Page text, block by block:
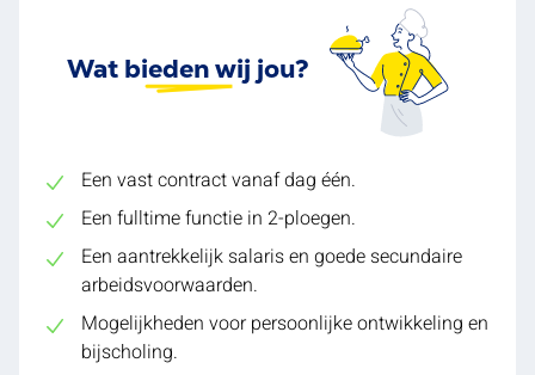
Wat bieden wij jou?
Een vast contract vanaf dag één.
Een fulltime functie in 2-ploegen.
Een aantrekkelijk salaris en goede secundaire
arbeidsvoorwaarden.
Mogelijkheden voor persoonlijke ontwikkeling en
bijscholing.